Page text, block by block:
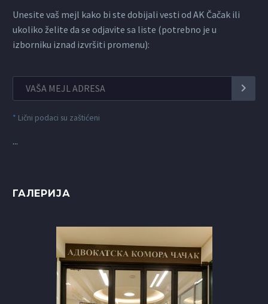
Unesite vaš mejl kako bi ste dobijali vesti od AK Čačak ili
ukoliko želite da se odjavite sa liste (potrebno je u
izborniku iznad izvršiti promenu):
* Lični podaci su zaštićeni
...
ГАЛЕРИЈА